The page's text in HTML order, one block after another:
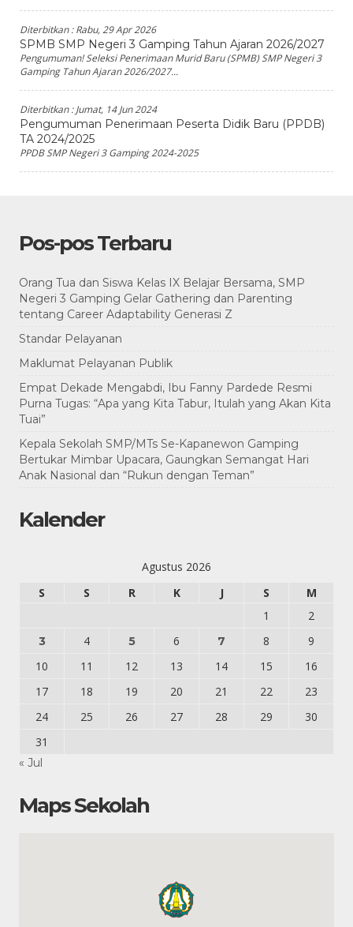
Diterbitkan :Rabu, 29 Apr 2026
SPMB SMP Negeri 3 Gamping Tahun Ajaran 2026/2027
Pengumuman! Seleksi Penerimaan Murid Baru (SPMB) SMP Negeri 3
Gamping Tahun Ajaran 2026/2027...
Diterbitkan :Jumat, 14 Jun 2024
Pengumuman Penerimaan Peserta Didik Baru (PPDB)
TA 2024/2025
PPDB SMP Negeri 3 Gamping 2024-2025
Pos-pos Terbaru
Orang Tua dan Siswa Kelas IX Belajar Bersama, SMP
Negeri 3 Gamping Gelar Gathering dan Parenting
tentang Career Adaptability Generasi Z
Standar Pelayanan
Maklumat Pelayanan Publik
Empat Dekade Mengabdi, Ibu Fanny Pardede Resmi
Purna Tugas: “Apa yang Kita Tabur, Itulah yang Akan Kita
Tuai”
Kepala Sekolah SMP/MTs Se-Kapanewon Gamping
Bertukar Mimbar Upacara, Gaungkan Semangat Hari
Anak Nasional dan “Rukun dengan Teman”
Kalender
Agustus 2026
S
S R K J S
M
1
2
3 4 5 6 7 8
9
10
11 12 13 14 15
16
17
18 19 20 21 22
23
24
25 26 27 28 29
30
31
« Jul
Maps Sekolah